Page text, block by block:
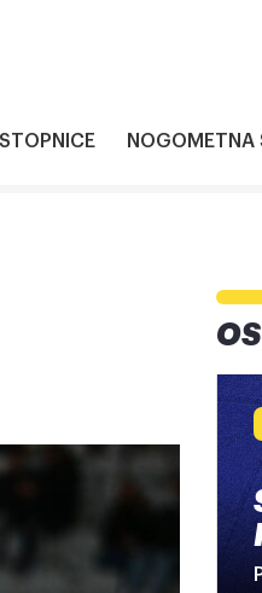
NOGOMETNA